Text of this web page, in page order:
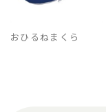
おひるねまくら